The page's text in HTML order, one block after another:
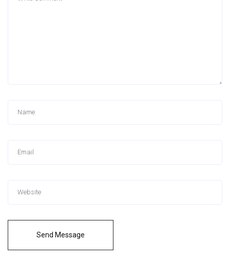
Send Message